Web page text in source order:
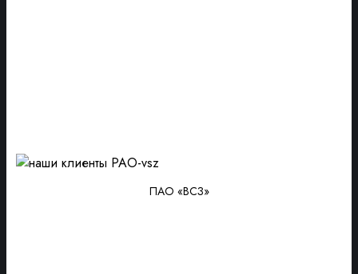
ПАО «ВСЗ»